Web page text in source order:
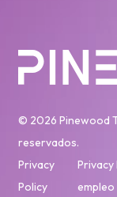
© 2026 Pinewood
reservados.
Privacy
Policy
Privacy
empleo